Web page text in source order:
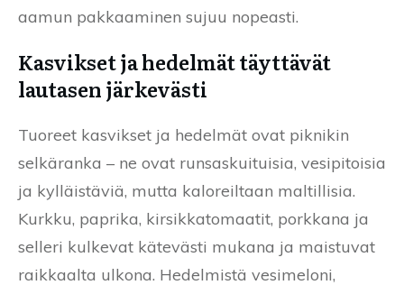
aamun pakkaaminen sujuu nopeasti.
Kasvikset ja hedelmät täyttävät
lautasen järkevästi
Tuoreet kasvikset ja hedelmät ovat piknikin
selkäranka – ne ovat runsaskuituisia, vesipitoisia
ja kylläistäviä, mutta kaloreiltaan maltillisia.
Kurkku, paprika, kirsikkatomaatit, porkkana ja
selleri kulkevat kätevästi mukana ja maistuvat
raikkaalta ulkona. Hedelmistä vesimeloni,